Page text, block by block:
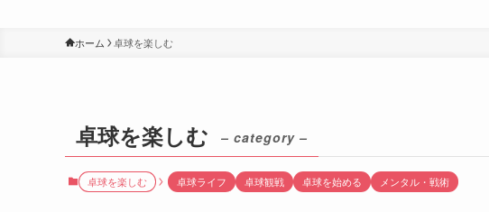
ホーム 卓球を楽しむ
卓球を楽しむ – category –
卓球を楽しむ 卓球ライフ 卓球観戦 卓球を始める メンタル・戦術